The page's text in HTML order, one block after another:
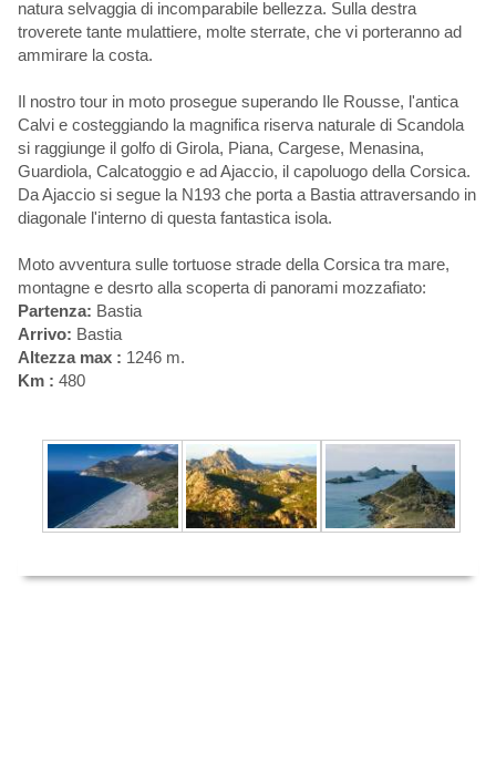
natura selvaggia di incomparabile bellezza. Sulla destra
troverete tante mulattiere, molte sterrate, che vi porteranno ad
ammirare la costa.
Il nostro tour in moto prosegue superando Ile Rousse, l'antica
Calvi e costeggiando la magnifica riserva naturale di Scandola
si raggiunge il golfo di Girola, Piana, Cargese, Menasina,
Guardiola, Calcatoggio e ad Ajaccio, il capoluogo della Corsica.
Da Ajaccio si segue la N193 che porta a Bastia attraversando in
diagonale l'interno di questa fantastica isola.
Moto avventura sulle tortuose strade della Corsica tra mare,
montagne e desrto alla scoperta di panorami mozzafiato:
Partenza: Bastia
Arrivo: Bastia
Altezza max : 1246 m.
Km : 480